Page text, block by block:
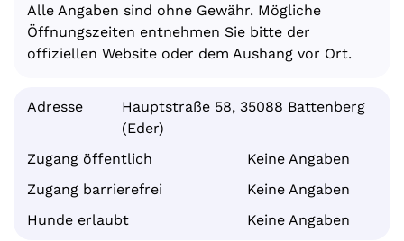
Alle Angaben sind ohne Gewähr. Mögliche
Öffnungszeiten entnehmen Sie bitte der
offiziellen Website oder dem Aushang vor Ort.
Adresse
Hauptstraße 58, 35088 Battenberg
(Eder)
Zugang öffentlich
Keine Angaben
Zugang barrierefrei
Keine Angaben
Hunde erlaubt
Keine Angaben